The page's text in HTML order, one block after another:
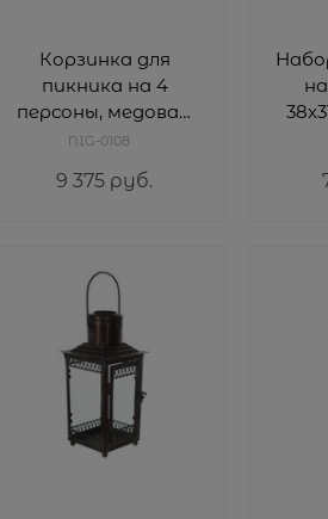
Корзинка для
пикника на 4
персоны, медовая,
тёмно-
NIG-0108
9 375 руб.